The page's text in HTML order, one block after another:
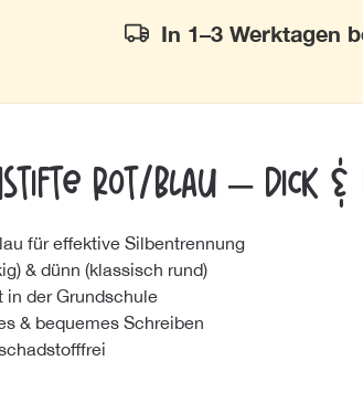
In 1–3 Werktagen
rot/blau – dick &
für effektive Silbentrennung
& dünn (klassisch rund)
in der Grundschule
& bequemes Schreiben